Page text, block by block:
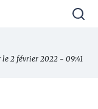
2 février 2022 - 09:41